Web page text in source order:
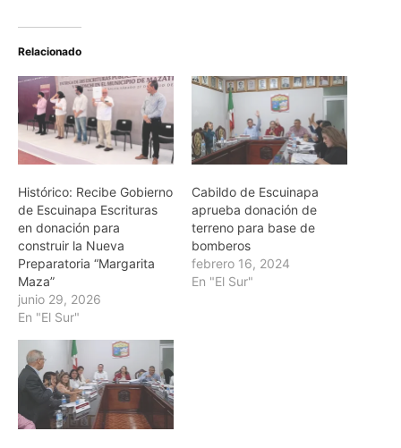
Relacionado
Histórico: Recibe Gobierno
de Escuinapa Escrituras
en donación para
construir la Nueva
Preparatoria “Margarita
Maza”
junio 29, 2026
En "El Sur"
Cabildo de Escuinapa
aprueba donación de
terreno para base de
bomberos
febrero 16, 2024
En "El Sur"